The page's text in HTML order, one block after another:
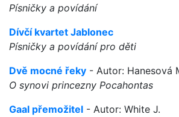
Písničky a povídání
Dívčí kvartet Jablonec
Písničky a povídání pro děti
Dvě mocné řeky - Autor: Hanesová
O synovi princezny Pocahontas
Gaal přemožitel - Autor: White J.